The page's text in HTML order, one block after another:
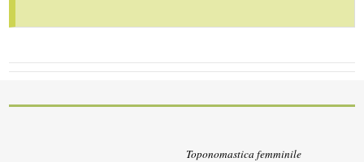
Toponomastica femminile